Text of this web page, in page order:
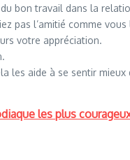
bon travail dans la
pas l’amitié comme vous
votre appréciation.
les aide à se sentir
les plus